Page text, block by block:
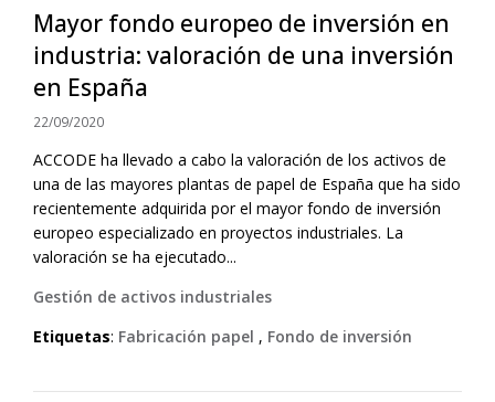
Mayor fondo europeo de inversión en
industria: valoración de una inversión
en España
22/09/2020
ACCODE ha llevado a cabo la valoración de los activos de
una de las mayores plantas de papel de España que ha sido
recientemente adquirida por el mayor fondo de inversión
europeo especializado en proyectos industriales. La
valoración se ha ejecutado...
Gestión de activos industriales
Etiquetas: Fabricación papel , Fondo de inversión